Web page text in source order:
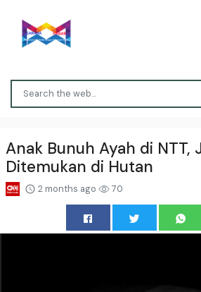
Anak Bunuh Ayah di NTT,
Ditemukan di Hutan
2 months ago 70